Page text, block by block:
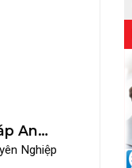
An
Nghiệp